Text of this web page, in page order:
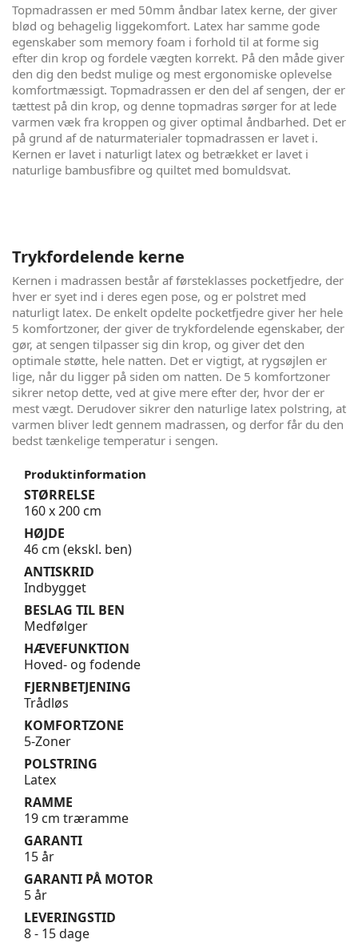
Topmadrassen er med 50mm åndbar latex kerne, der giver
blød og behagelig liggekomfort. Latex har samme gode
egenskaber som memory foam i forhold til at forme sig
efter din krop og fordele vægten korrekt. På den måde giver
den dig den bedst mulige og mest ergonomiske oplevelse
komfortmæssigt. Topmadrassen er den del af sengen, der er
tættest på din krop, og denne topmadras sørger for at lede
varmen væk fra kroppen og giver optimal åndbarhed. Det er
på grund af de naturmaterialer topmadrassen er lavet i.
Kernen er lavet i naturligt latex og betrækket er lavet i
naturlige bambusfibre og quiltet med bomuldsvat.
Trykfordelende kerne
Kernen i madrassen består af førsteklasses pocketfjedre, der
hver er syet ind i deres egen pose, og er polstret med
naturligt latex. De enkelt opdelte pocketfjedre giver her hele
5 komfortzoner, der giver de trykfordelende egenskaber, der
gør, at sengen tilpasser sig din krop, og giver det den
optimale støtte, hele natten. Det er vigtigt, at rygsøjlen er
lige, når du ligger på siden om natten. De 5 komfortzoner
sikrer netop dette, ved at give mere efter der, hvor der er
mest vægt. Derudover sikrer den naturlige latex polstring, at
varmen bliver ledt gennem madrassen, og derfor får du den
bedst tænkelige temperatur i sengen.
Produktinformation
STØRRELSE
160 x 200 cm
HØJDE
46 cm (ekskl. ben)
ANTISKRID
Indbygget
BESLAG TIL BEN
Medfølger
HÆVEFUNKTION
Hoved- og fodende
FJERNBETJENING
Trådløs
KOMFORTZONE
5-Zoner
POLSTRING
Latex
RAMME
19 cm træramme
GARANTI
15 år
GARANTI PÅ MOTOR
5 år
LEVERINGSTID
8 - 15 dage